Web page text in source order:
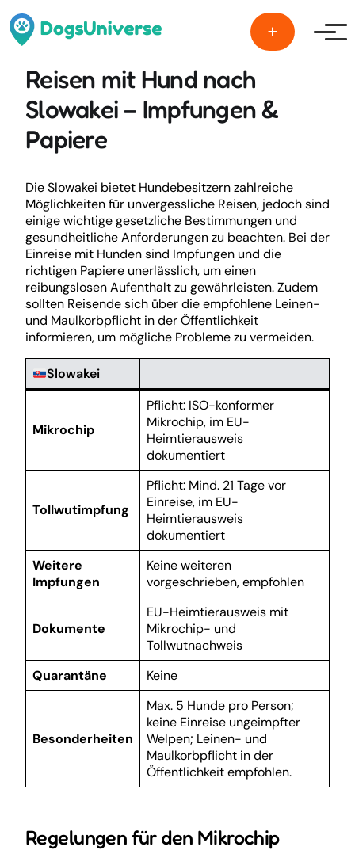
Reisen mit Hund nach
Slowakei – Impfungen &
Papiere
Die Slowakei bietet Hundebesitzern zahlreiche
Möglichkeiten für unvergessliche Reisen, jedoch sind
einige wichtige gesetzliche Bestimmungen und
gesundheitliche Anforderungen zu beachten. Bei der
Einreise mit Hunden sind Impfungen und die
richtigen Papiere unerlässlich, um einen
reibungslosen Aufenthalt zu gewährleisten. Zudem
sollten Reisende sich über die empfohlene Leinen-
und Maulkorbpflicht in der Öffentlichkeit
informieren, um mögliche Probleme zu vermeiden.
Slowakei
Mikrochip
Pflicht: ISO-konformer
Mikrochip, im EU-
Heimtierausweis
dokumentiert
Tollwutimpfung
Pflicht: Mind. 21 Tage vor
Einreise, im EU-
Heimtierausweis
dokumentiert
Weitere
Impfungen
Keine weiteren
vorgeschrieben, empfohlen
Dokumente
EU-Heimtierausweis mit
Mikrochip- und
Tollwutnachweis
Quarantäne
Keine
Besonderheiten
Max. 5 Hunde pro Person;
keine Einreise ungeimpfter
Welpen; Leinen- und
Maulkorbpflicht in der
Öffentlichkeit empfohlen.
Regelungen für den Mikrochip